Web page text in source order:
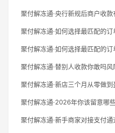
聚付解冻通·央行新规后商户收
聚付解冻通·如何选择最匹配的
聚付解冻通·如何选择最匹配的
聚付解冻通·替别人收款你敢吗
聚付解冻通·新店三个月从零做
聚付解冻通·2026年你该留意哪
聚付解冻通·新手商家对接支付